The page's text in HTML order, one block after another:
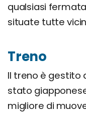
qualsiasi
situate tutte
Treno
Il treno è gestito
stato
migliore di